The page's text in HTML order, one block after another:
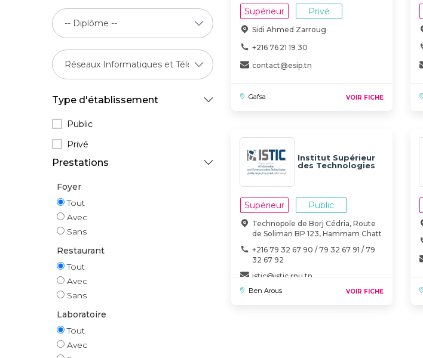
Type d'établissement
Public
Privé
Prestations
Foyer
Tout
Avec
Sans
Restaurant
Tout
Avec
Sans
Laboratoire
Tout
Avec
Supérieur Privé
Sidi Ahmed Zarroug
+216 76 21 19 30
contact@esip.tn
Gafsa VOIR FICHE
Institut Supérieur
des Technologies
de l’Information et
ISTIC
Supérieur Public
Technopole de Borj Cédria, Route
de Soliman BP 123, Hammam Chatt
+216 79 32 67 90 / 79 32 67 91 / 79
32 67 92
istic@istic.rnu.tn
Ben Arous VOIR FICHE